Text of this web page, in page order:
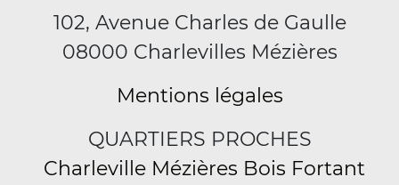
102, Avenue Charles de Gaulle
08000 Charlevilles Mézières
Mentions légales
QUARTIERS PROCHES
Charleville Mézières Bois Fortant